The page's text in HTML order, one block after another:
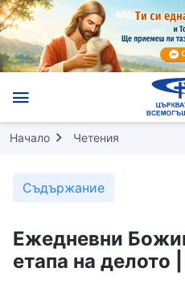
Начало Четения
Съдържание
Ежедневни
етапа на делото